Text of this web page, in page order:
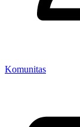
Komunitas